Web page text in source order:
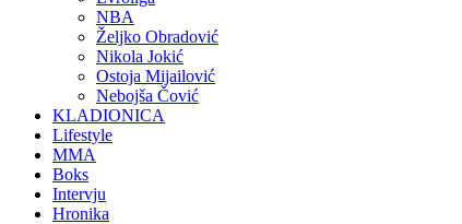
NBA
Željko Obradović
Nikola Jokić
Ostoja Mijailović
Nebojša Čović
KLADIONICA
Lifestyle
MMA
Boks
Intervju
Hronika